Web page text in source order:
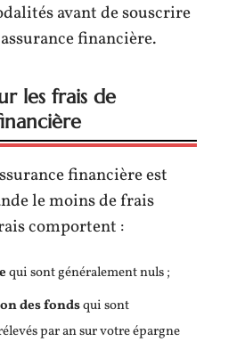
avant de souscrire
financière.
les frais de
financière est
le moins de frais
comportent :
qui sont généralement nuls ;
des fondsqui sont
par an sur votre épargne